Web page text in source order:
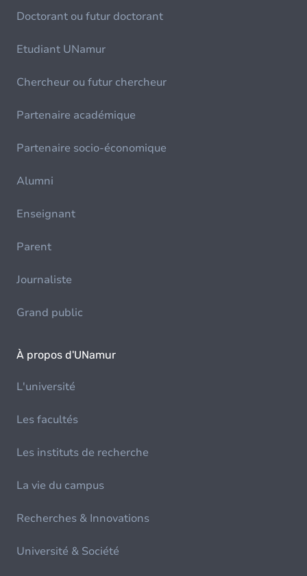
Doctorant ou futur doctorant
Etudiant UNamur
Chercheur ou futur chercheur
Partenaire académique
Partenaire socio-économique
Alumni
Enseignant
Parent
Journaliste
Grand public
À propos d'UNamur
L'université
Les facultés
Les instituts de recherche
La vie du campus
Recherches & Innovations
Université & Société